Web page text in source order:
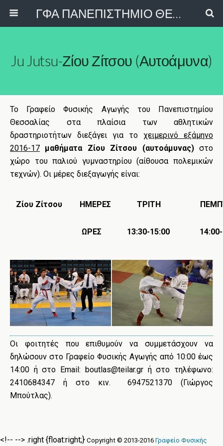
ΓΦΑ ΠΑΝΕΠΙΣΤΗΜΙΟ ΘΕΣΣΑΛΙΑΣ
Ju Jutsu-Ζίου Ζίτσου (Αυτοάμυνα)
Το Γραφείο Φυσικής Αγωγής του Πανεπιστημίου
Θεσσαλίας στα πλαίσια των αθλητικών
δραστηριοτήτων διεξάγει για το χειμερινό εξάμηνο
2016-17 μαθήματα Ζίου Ζίτσου (αυτοάμυνας)στο
χώρο του παλιού γυμναστηρίου (αίθουσα πολεμικών
τεχνών). Οι μέρες διεξαγωγής είναι:
Ζίου Ζίτσου ΗΜΕΡΕΣ ΤΡΙΤΗ
ΩΡΕΣ 13:30-15:00
Οι φοιτητές που επιθυμούν να συμμετάσχουν να
δηλώσουν στο Γραφείο Φυσικής Αγωγής από 10:00 έως
14:00 ή στο Email: boutlas@teilar.gr ή στο τηλέφωνο:
2410684347 ή στο κιν. 6947521370 (Γιώργος
Μπούτλας).
<!-- --> .right {float:right;} Copyright © 2013-2016 Γραφείο Φυσικής